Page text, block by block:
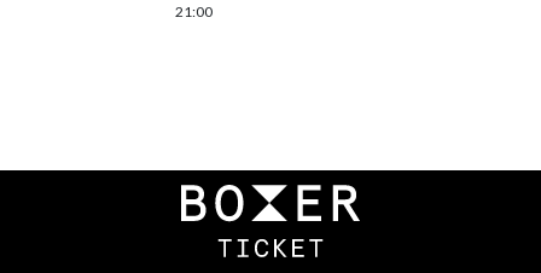
21:00
Navigazione